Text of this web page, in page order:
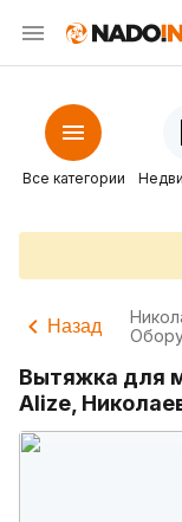
Все категории
Назад
Вытяжка для
Alize,